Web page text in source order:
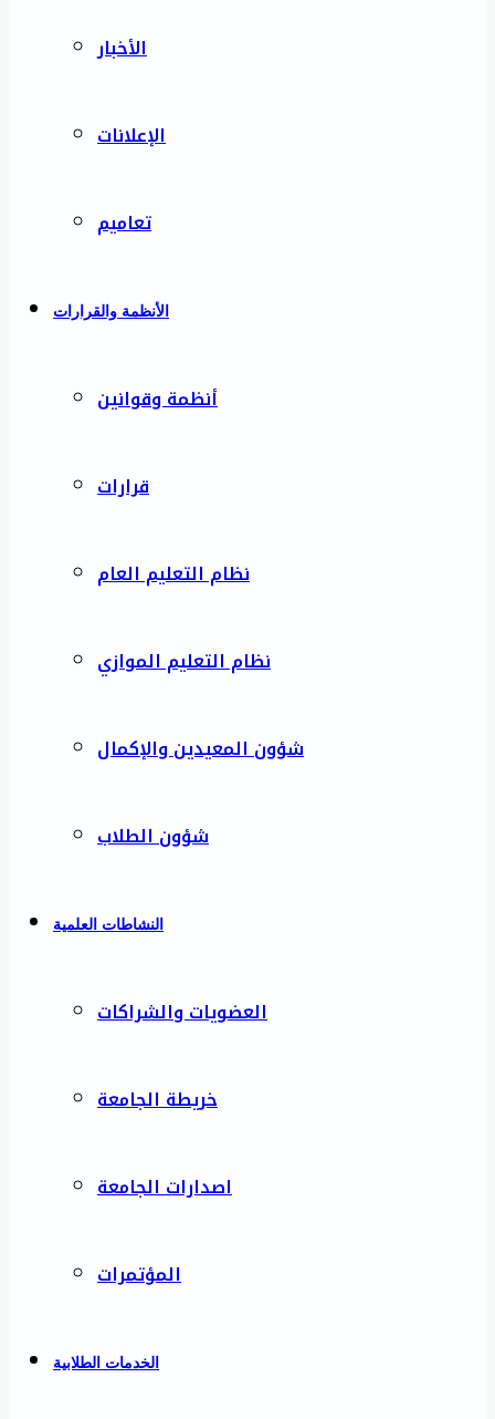
الأخبار
الإعلانات
تعاميم
الأنظمة والقرارات
أنظمة وقوانين
قرارات
نظام التعليم العام
نظام التعليم الموازي
شؤون المعيدين والإكمال
شؤون الطلاب
النشاطات العلمية
العضويات والشراكات
خريطة الجامعة
اصدارات الجامعة
المؤتمرات
الخدمات الطلابية